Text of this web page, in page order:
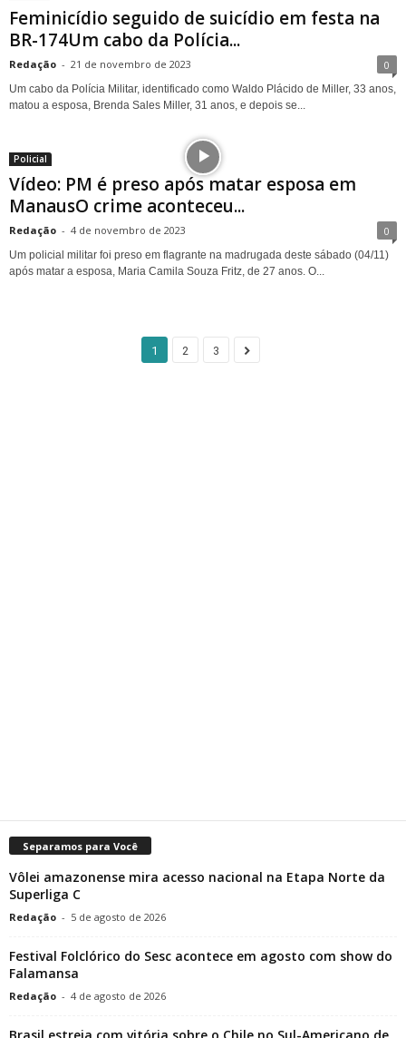
Feminicídio seguido de suicídio em festa na
BR-174Um cabo da Polícia...
Redação - 21 de novembro de 2023 0
Um cabo da Polícia Militar, identificado como Waldo Plácido de Miller, 33 anos,
matou a esposa, Brenda Sales Miller, 31 anos, e depois se...
Policial
Vídeo: PM é preso após matar esposa em
ManausO crime aconteceu...
Redação - 4 de novembro de 2023 0
Um policial militar foi preso em flagrante na madrugada deste sábado (04/11)
após matar a esposa, Maria Camila Souza Fritz, de 27 anos. O...
1 2 3
Separamos para Você
Vôlei amazonense mira acesso nacional na Etapa Norte da
Superliga C
Redação - 5 de agosto de 2026
Festival Folclórico do Sesc acontece em agosto com show do
Falamansa
Redação - 4 de agosto de 2026